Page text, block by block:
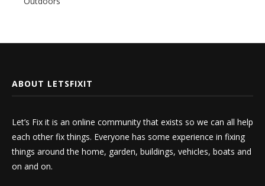
ABOUT LETSFIXIT
Let’s Fix it is an online community that exists so we can all help
each other fix things. Everyone has some experience in fixing
things around the home, garden, buildings, vehicles, boats and
on and on.